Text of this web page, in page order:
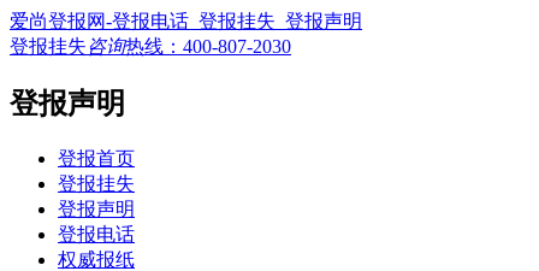
爱尚登报网-登报电话_登报挂失_登报声明
登报挂失咨询热线： 400-807-2030
登报声明
登报首页
登报挂失
登报声明
登报电话
权威报纸